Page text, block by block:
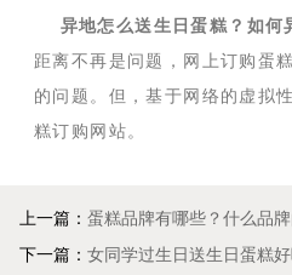
异地怎么送生日蛋糕？如何
距离不再是问题，网上订购蛋
的问题。但，基于网络的虚拟
糕订购网站。
上一篇： 蛋糕品牌有哪些？什么品
下一篇： 女同学过生日送生日蛋糕好